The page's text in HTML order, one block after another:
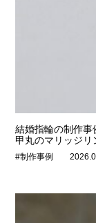
結婚指輪の制作
甲丸のマリッジ
#制作事例